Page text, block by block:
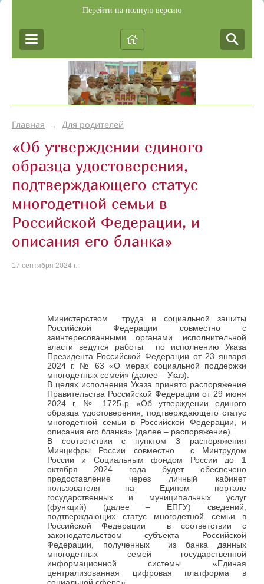
Перейти на полную версию
Главная → Для родителей
«Об утверждении единого
образца удостоверения,
подтверждающего статус
многодетной семьи в
Российской Федерации, и
описания его бланка»
17 сентября 2024 г.
Министерством
труда и социальной зашиты
Российской Федерации совместно с
заинтересованными органами исполнительной
власти ведутся работы по исполнению Указа
Президента Российской Федерации от 23 января
2024 г. № 63 «О мерах социальной поддержки
многодетных семей» (далее – Указ).
В целях исполнения Указа принято распоряжение
Правительства Российской Федерации от 29 июня
2024 г. № 1725-р «Об утверждении единого
образца удостоверения, подтверждающего статус
многодетной семьи в Российской Федерации, и
описания его бланка» (далее – распоряжение).
В соответствии с пунктом 3 распоряжения
Минцифры России совместно с Минтрудом
России и Социальным фондом России до 1
октября 2024 года будет обеспечено
предоставление через личный кабинет
пользователя на Едином портале
государственных и муниципальных услуг
(функций) (далее – ЕПГУ) сведений,
подтверждающих статус многодетной семьи в
Российской Федерации в соответствии с
законодательством субъекта Российской
Федерации, полученных из банка данных
многодетных семей государственной
информационной системы «Единая
централизованная цифровая платформа в